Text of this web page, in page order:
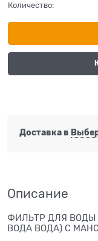
Количество:
Доставка в
Описание
ФИЛЬТР ДЛЯ ВОДЫ
ВОДА ВОДА) С